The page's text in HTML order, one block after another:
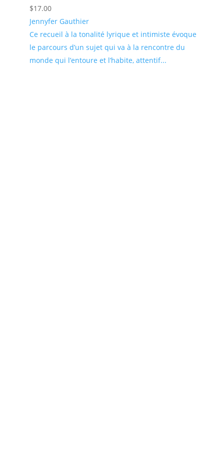
$17.00
Jennyfer Gauthier
Ce recueil à la tonalité lyrique et intimiste évoque
le parcours d’un sujet qui va à la rencontre du
monde qui l’entoure et l’habite, attentif...